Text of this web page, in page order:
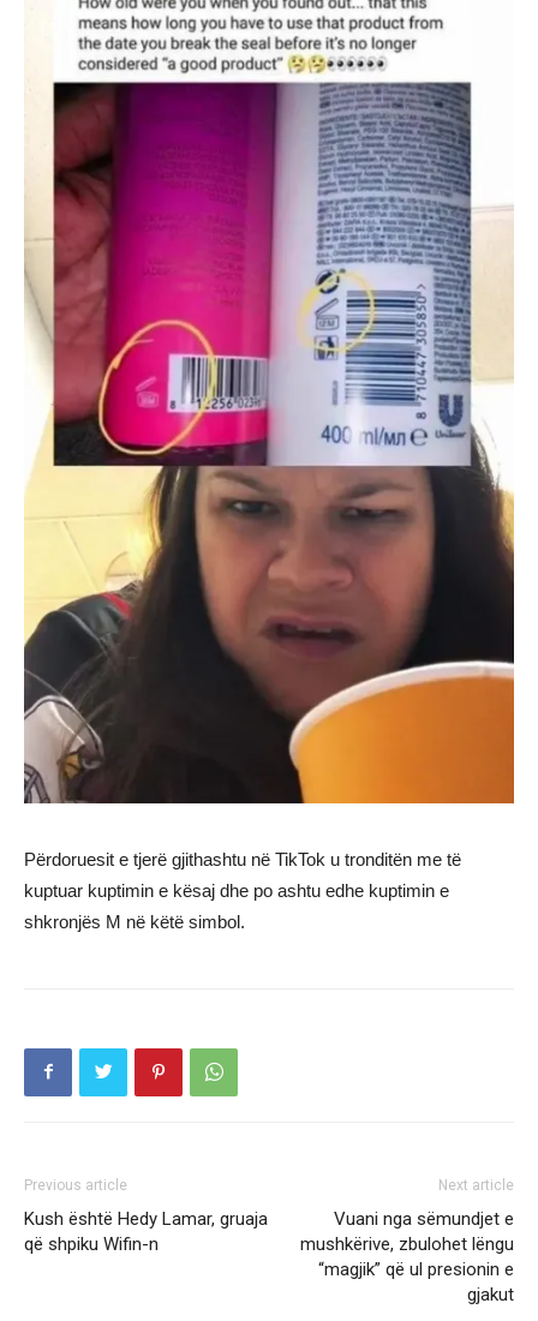
Përdoruesit e tjerë gjithashtu në TikTok u tronditën me të
kuptuar kuptimin e kësaj dhe po ashtu edhe kuptimin e
shkronjës M në këtë simbol.
Previous article
Kush është Hedy Lamar, gruaja
që shpiku Wifin-n
Next article
Vuani nga sëmundjet e
mushkërive, zbulohet lëngu
“magjik” që ul presionin e
gjakut